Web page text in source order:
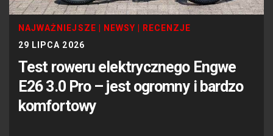
NAJWAŻNIEJSZE NEWSY
RECENZJE
29 LIPCA 2026
Test roweru elektrycznego Engwe
E26 3.0 Pro – jest ogromny i bardzo
komfortowy